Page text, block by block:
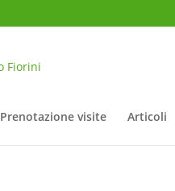
Prenotazione visite Articoli